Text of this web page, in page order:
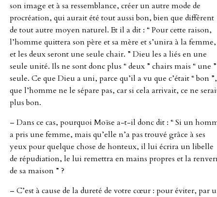
son image et à sa ressemblance, créer un autre mode de
procréation, qui aurait été tout aussi bon, bien que différent
de tout autre moyen naturel. Et il a dit : “ Pour cette raison,
l’homme quittera son père et sa mère et s’unira à la femme,
et les deux seront une seule chair. ” Dieu les a liés en une
seule unité. Ils ne sont donc plus “ deux ” chairs mais “ une ”
seule. Ce que Dieu a uni, parce qu’il a vu que c’était “ bon ”,
que l’homme ne le sépare pas, car si cela arrivait, ce ne
plus bon.
– Dans ce cas, pourquoi Moïse a-t-il donc dit : “ Si un
a pris une femme, mais qu’elle n’a pas trouvé grâce à ses
yeux pour quelque chose de honteux, il lui écrira un libelle
de répudiation, le lui remettra en mains propres et la
de sa maison ” ?
– C’est à cause de la dureté de votre cœur : pour éviter, par